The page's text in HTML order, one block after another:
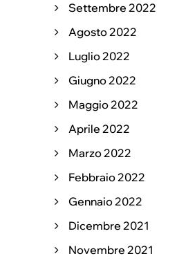
Settembre 2022
Agosto 2022
Luglio 2022
Giugno 2022
Maggio 2022
Aprile 2022
Marzo 2022
Febbraio 2022
Gennaio 2022
Dicembre 2021
Novembre 2021